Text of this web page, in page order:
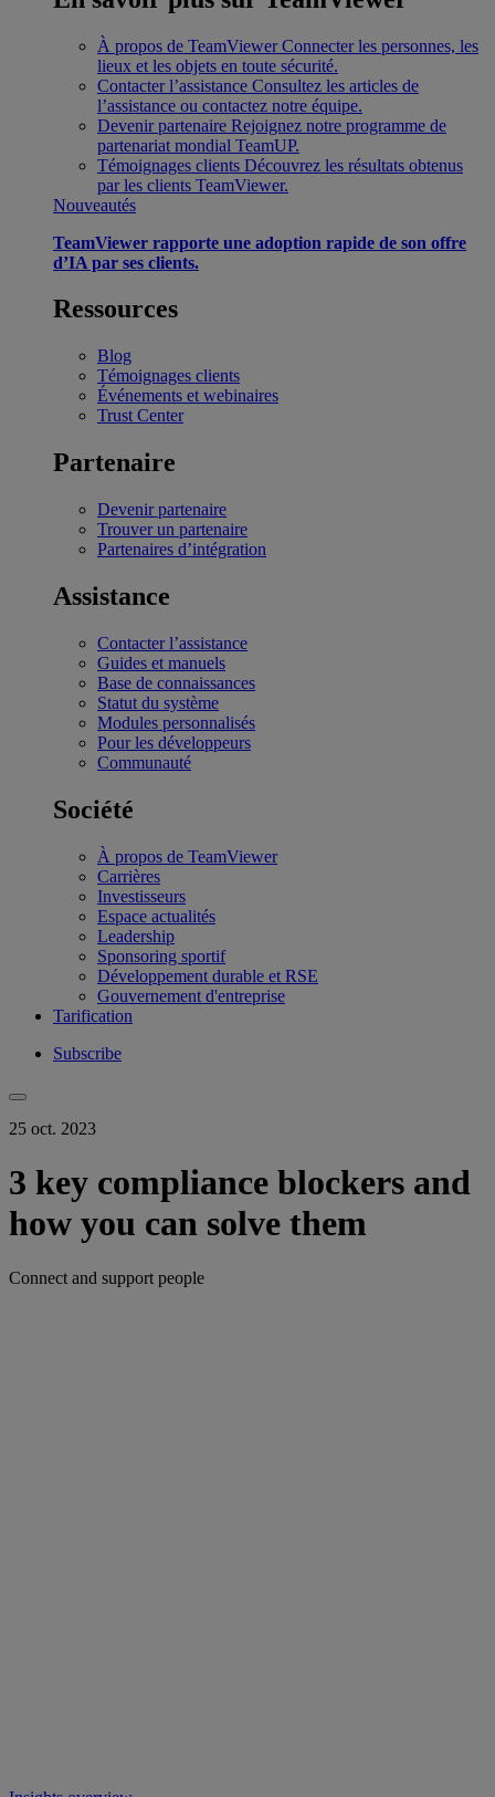
À propos de TeamViewer Connecter les personnes, les
lieux et les objets en toute sécurité.
Contacter l’assistance Consultez les articles de
l’assistance ou contactez notre équipe.
Devenir partenaire Rejoignez notre programme de
partenariat mondial TeamUP.
Témoignages clients Découvrez les résultats obtenus
par les clients TeamViewer.
Nouveautés
TeamViewer rapporte une adoption rapide de son offre
d’IA par ses clients.
Ressources
Blog
Témoignages clients
Événements et webinaires
Trust Center
Partenaire
Devenir partenaire
Trouver un partenaire
Partenaires d’intégration
Assistance
Contacter l’assistance
Guides et manuels
Base de connaissances
Statut du système
Modules personnalisés
Pour les développeurs
Communauté
Société
À propos de TeamViewer
Carrières
Investisseurs
Espace actualités
Leadership
Sponsoring sportif
Développement durable et RSE
Gouvernement d'entreprise
Tarification
Subscribe
25 oct. 2023
3 key compliance blockers and
how you can solve them
Connect and support people